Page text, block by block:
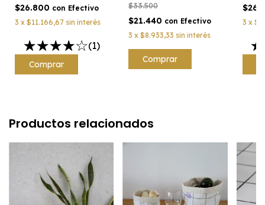
$26.800 con Efectivo
3 x $11.166,67 sin interés
(1)
$33.500
$21.440 con Efectivo
3 x$8.933,33 sin interés
3 x
Productos relacionados